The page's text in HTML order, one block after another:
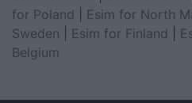
for Poland
Esim for North
Sweden
Esim for Finland
Belgium